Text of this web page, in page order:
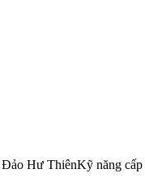
Hư ThiênKỹ năng